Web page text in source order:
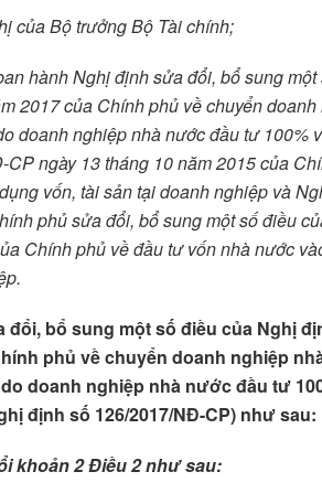
của Bộ trưởng Bộ Tài chính;
hành Nghị định sửa đổi, bổ sung
2017 của Chính phủ về chuyển
doanh nghiệp nhà nước đầu tư 100%
ngày 13 tháng 10 năm 2015 của
vốn, tài sản tại doanh nghiệp và
phủ sửa đổi, bổ sung một số điều
Chính phủ về đầu tư vốn nhà nước
đổi, bổ sung một số điều của Nghị
phủ về chuyển doanh nghiệp
doanh nghiệp nhà nước đầu tư
định số 126/2017/NĐ-CP) như sau:
khoản 2 Điều 2 như sau: